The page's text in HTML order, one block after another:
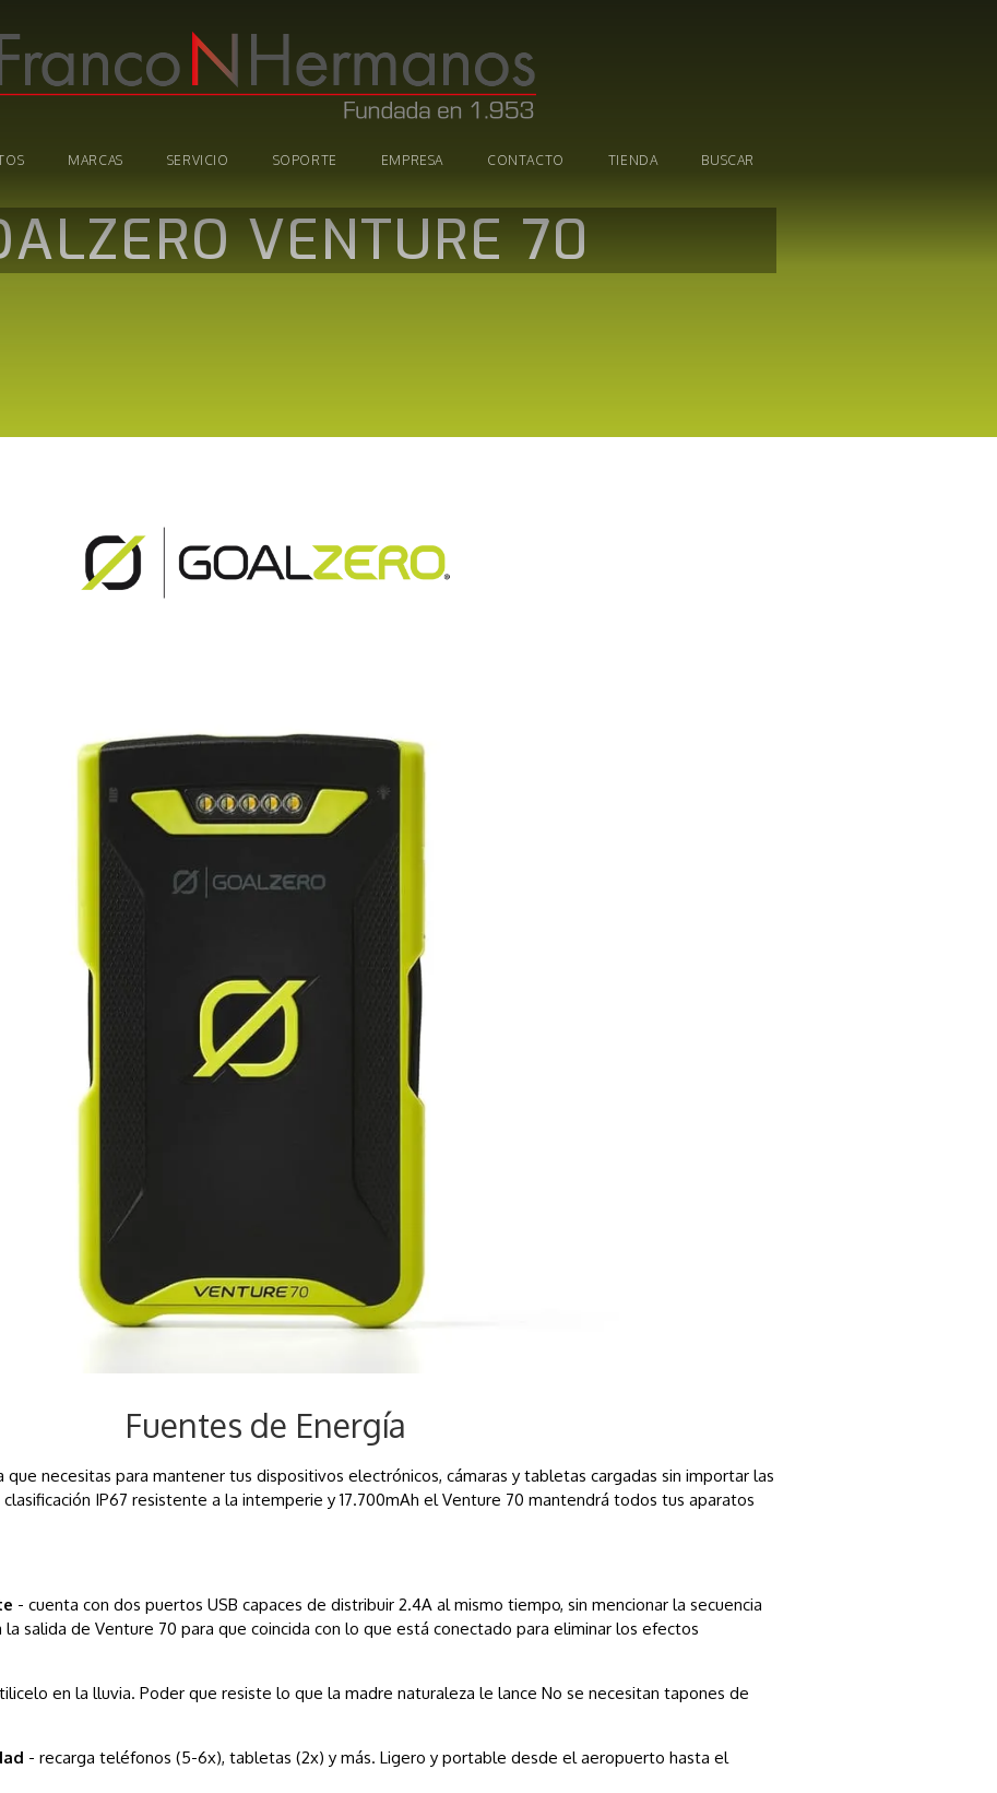
MARCAS SERVICIO SOPORTE EMPRESA CONTACTO TIENDA BUSCAR
VENTURE 70
Fuentes de Energía
que necesitas para mantener tus dispositivos electrónicos, cámaras y tabletas cargadas sin importar las
IP67 resistente a la intemperie y 17.700mAh el Venture 70 mantendrá todos tus aparatos
- cuenta con dos puertos USB capaces de distribuir 2.4A al mismo tiempo, sin mencionar la secuencia
salida de Venture 70 para que coincida con lo que está conectado para eliminar los efectos
en la lluvia. Poder que resiste lo que la madre naturaleza le lance No se necesitan tapones de
- recarga teléfonos (5-6x), tabletas (2x) y más. Ligero y portable desde el aeropuerto hasta el